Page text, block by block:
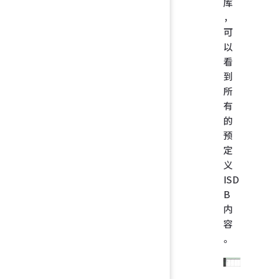
，
可
以
看
到
所
有
的
预
定
义
ISD
B
内
容
。